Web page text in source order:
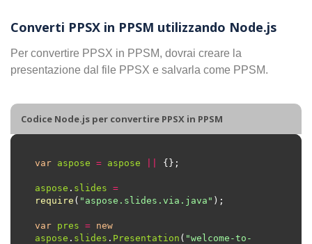
Converti PPSX in PPSM utilizzando Node.js
Per convertire PPSX in PPSM, dovrai creare la
presentazione dal file PPSX e salvarla come PPSM.
Codice Node.js per convertire PPSX in PPSM
var aspose = aspose
aspose . slides =
require ( "aspose.slides.via.java"
var pres = new
aspose . slides . Presentation ( "welcome-to-